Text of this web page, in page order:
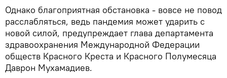
Однако благоприятная обстановка - вовсе не повод
расслабляться, ведь пандемия может ударить с
новой силой, предупреждает глава департамента
здравоохранения Международной Федерации
обществ Красного Креста и Красного Полумесяца
Даврон Мухамадиев.